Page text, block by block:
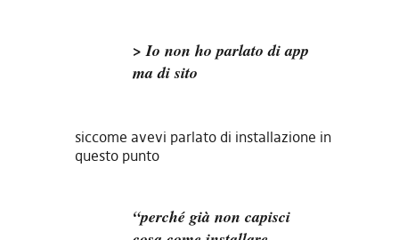
> Io non ho parlato di app
ma di sito
siccome avevi parlato di installazione in
questo punto
“perché già non capisci